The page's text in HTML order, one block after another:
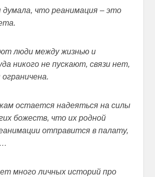
что реанимация – это
люди между жизнью и
никого не пускают, связи нет,
остается надеяться на силы
божеств, что их родной
отправится в палату,
много личных историй про